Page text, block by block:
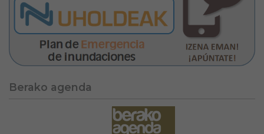
Berako agenda